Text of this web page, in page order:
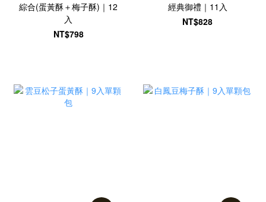
綜合(蛋黃酥＋梅子酥)｜12
入
NT$798
經典御禮｜11入
NT$828